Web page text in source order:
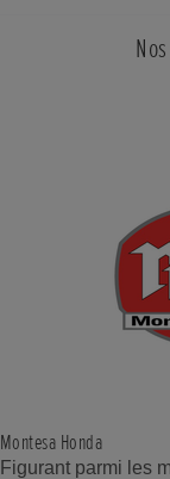
Montesa Honda
Figurant parmi les